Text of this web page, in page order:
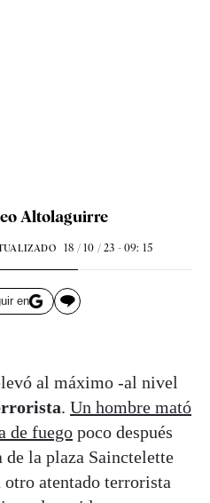
Altolaguirre
18 / 10 / 23 - 09: 15
en
al máximo -al nivel
. Un hombre mató
de fuego poco después
de la plaza Sainctelette
atentado terrorista